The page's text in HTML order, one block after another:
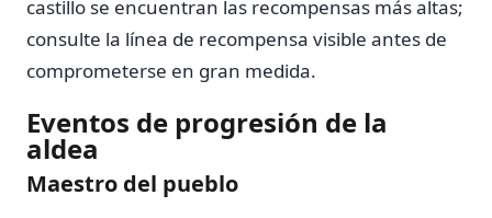
castillo se encuentran las recompensas más altas;
consulte la línea de recompensa visible antes de
comprometerse en gran medida.
Eventos de progresión de la
aldea
Maestro del pueblo